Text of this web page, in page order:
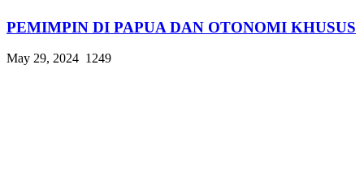
PEMIMPIN DI PAPUA DAN OTONOMI KHUSUS
May 29, 2024 1249